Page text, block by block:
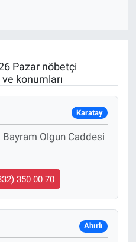
Pazar nöbetçi
konumları
Karatay
Olgun Caddesi
350 00 70
Ahırlı